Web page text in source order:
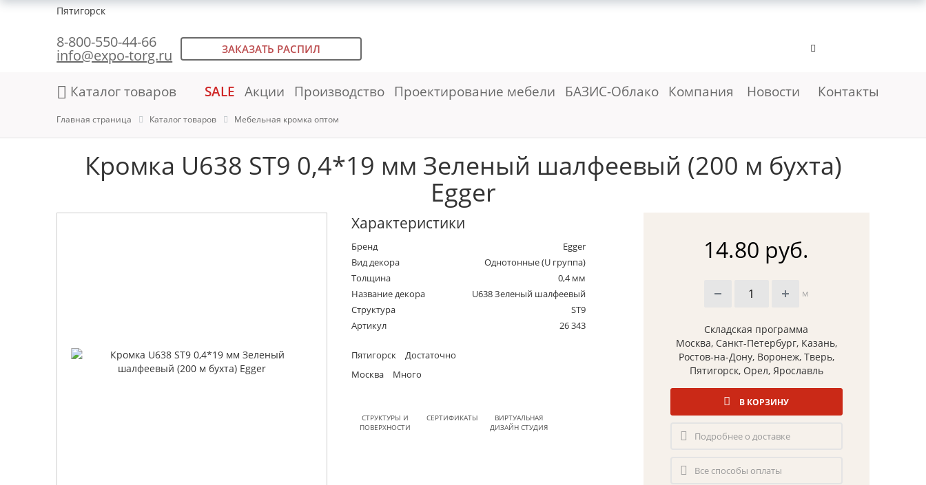
Пятигорск
8-800-550-44-66
info@expo-torg.ru ЗАКАЗАТЬ РАСПИЛ
Каталог товаров SALE Акции Производство Проектирование мебели БАЗИС-Облако Компания Новости Контакты
Главная страница Каталог товаров Мебельная кромка оптом
Кромка U638 ST9 0,4*19 мм Зеленый шалфеевый (200 м бухта)
Egger
Характеристики
Бренд
Egger
Вид декора
Однотонные (U группа)
Толщина
0,4 мм
Название декора
U638 Зеленый шалфеевый
Структура
ST9
Артикул
26 343
Пятигорск
Достаточно
Москва
Много
СТРУКТУРЫ И
ПОВЕРХНОСТИ
СЕРТИФИКАТЫ
ВИРТУАЛЬНАЯ
ДИЗАЙН СТУДИЯ
14.80 руб.
м
Складская программа
Москва, Санкт-Петербург, Казань,
Ростов-на-Дону, Воронеж, Тверь,
Пятигорск, Орел, Ярославль
В КОРЗИНУ
Подробнее о доставке
Все способы оплаты